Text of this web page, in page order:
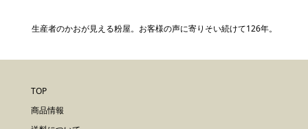
生産者のかおが見える粉屋。お客様の声に寄りそい続けて126年。
TOP
商品情報